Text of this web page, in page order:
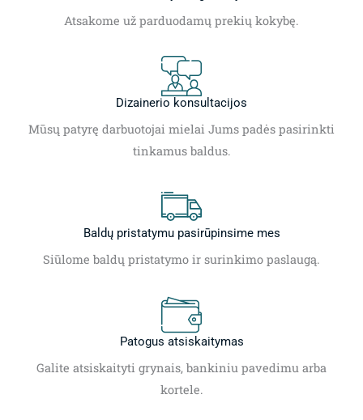
Atsakome už parduodamų prekių kokybę.
Dizainerio konsultacijos
Mūsų patyrę darbuotojai mielai Jums padės pasirinkti
tinkamus baldus.
Baldų pristatymu pasirūpinsime mes
Siūlome baldų pristatymo ir surinkimo paslaugą.
Patogus atsiskaitymas
Galite atsiskaityti grynais, bankiniu pavedimu arba
kortele.